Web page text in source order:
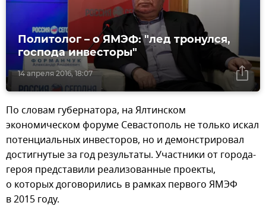
14 апреля 2016, 18:07
Политолог – о ЯМЭФ: "лед тронулся,
господа инвесторы"
По словам губернатора, на Ялтинском
экономическом форуме Севастополь не только искал
потенциальных инвесторов, но и демонстрировал
достигнутые за год результаты. Участники от города-
героя представили реализованные проекты,
о которых договорились в рамках первого ЯМЭФ
в 2015 году.